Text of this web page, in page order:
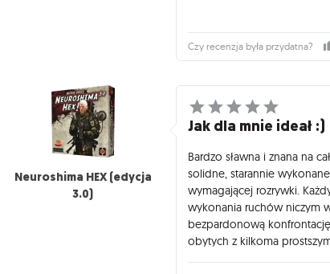
czy też w młodym wieku i
Czy recenzja była przydatna?
Neuroshima HEX (edycja
3.0)
Jak dla mnie ideał :)
Bardzo sławna i znana na
solidne, starannie
wymagającej rozrywki.
wykonania ruchów niczym
bezpardonową
obytych z kilkoma